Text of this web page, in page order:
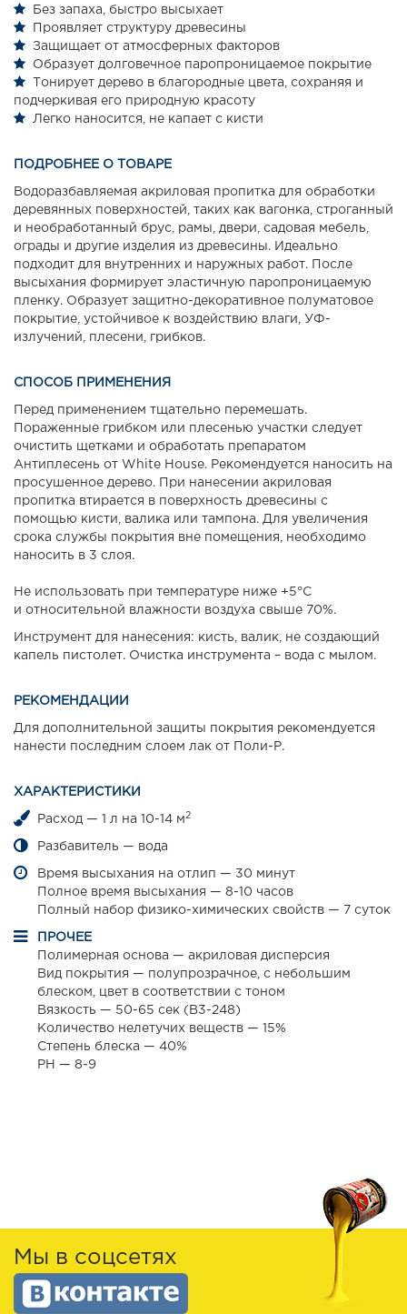
Без запаха, быстро высыхает
Проявляет структуру древесины
Защищает от атмосферных факторов
Образует долговечное паропроницаемое покрытие
Тонирует дерево в благородные цвета, сохраняя и
подчеркивая его природную красоту
Легко наносится, не капает с кисти
ПОДРОБНЕЕ О ТОВАРЕ
Водоразбавляемая акриловая пропитка для обработки
деревянных поверхностей, таких как вагонка, строганный
и необработанный брус, рамы, двери, садовая мебель,
ограды и другие изделия из древесины. Идеально
подходит для внутренних и наружных работ. После
высыхания формирует эластичную паропроницаемую
пленку. Образует защитно-декоративное полуматовое
покрытие, устойчивое к воздействию влаги, УФ-
излучений, плесени, грибков.
СПОСОБ ПРИМЕНЕНИЯ
Перед применением тщательно перемешать.
Пораженные грибком или плесенью участки следует
очистить щетками и обработать препаратом
Антиплесень от White House. Рекомендуется наносить на
просушенное дерево. При нанесении акриловая
пропитка втирается в поверхность древесины с
помощью кисти, валика или тампона. Для увеличения
срока службы покрытия вне помещения, необходимо
наносить в 3 слоя.
Не использовать при температуре ниже +5°С
и относительной влажности воздуха свыше 70%.
Инструмент для нанесения: кисть, валик, не создающий
капель пистолет. Очистка инструмента – вода с мылом.
РЕКОМЕНДАЦИИ
Для дополнительной защиты покрытия рекомендуется
нанести последним слоем лак от Поли-Р.
ХАРАКТЕРИСТИКИ
Расход — 1 л на 10-14 м 2
Разбавитель — вода
Время высыхания на отлип — 30 минут
Полное время высыхания — 8-10 часов
Полный набор физико-химических свойств — 7 суток
ПРОЧЕЕ
Полимерная основа — акриловая дисперсия
Вид покрытия — полупрозрачное, с небольшим
блеском, цвет в соответствии с тоном
Вязкость — 50-65 сек (B3-248)
Количество нелетучих веществ — 15%
Степень блеска — 40%
РН — 8-9
Мы в соцсетях